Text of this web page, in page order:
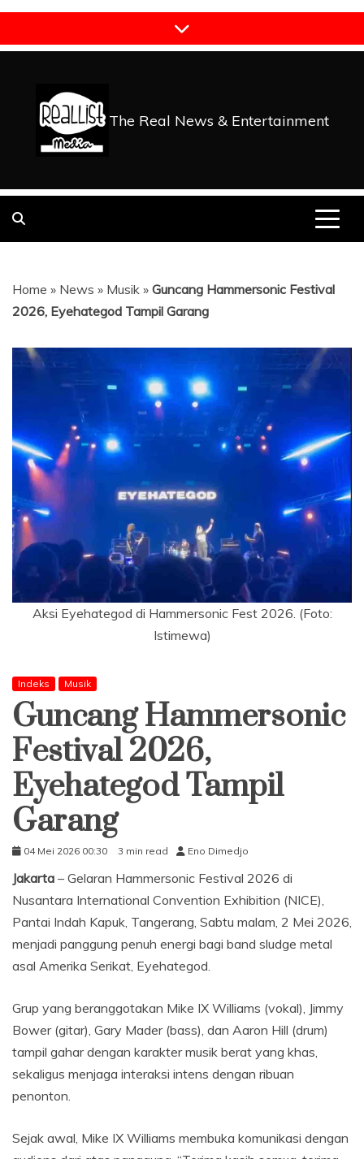
Skip
content
The Real News & Entertainment
Home » News » Musik » Guncang Hammersonic Festival
2026, Eyehategod Tampil Garang
Aksi Eyehategod di Hammersonic Fest 2026. (Foto:
Istimewa)
Indeks Musik
Guncang Hammersonic
Festival 2026,
Eyehategod Tampil
Garang
04 Mei 2026 00:30 3 min read Eno Dimedjo
Jakarta – Gelaran Hammersonic Festival 2026 di
Nusantara International Convention Exhibition (NICE),
Pantai Indah Kapuk, Tangerang, Sabtu malam, 2 Mei 2026,
menjadi panggung penuh energi bagi band sludge metal
asal Amerika Serikat, Eyehategod.
Grup yang beranggotakan Mike IX Williams (vokal), Jimmy
Bower (gitar), Gary Mader (bass), dan Aaron Hill (drum)
tampil gahar dengan karakter musik berat yang khas,
sekaligus menjaga interaksi intens dengan ribuan
penonton.
Sejak awal, Mike IX Williams membuka komunikasi dengan